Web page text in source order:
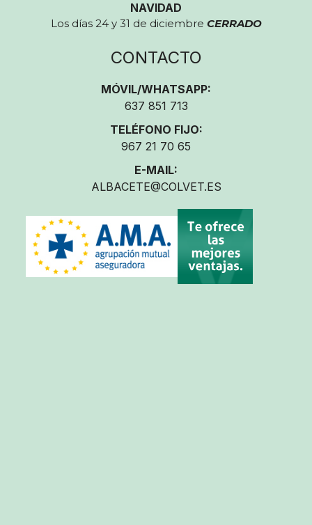
NAVIDAD
Los días 24 y 31 de diciembre CERRADO
CONTACTO
MÓVIL/WHATSAPP:
637 851 713
TELÉFONO FIJO:
967 21 70 65
E-MAIL:
ALBACETE@COLVET.ES